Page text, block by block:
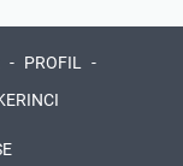
PROFIL